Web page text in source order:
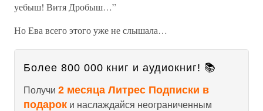
уебыш! Витя Дробыш…”
Но Ева всего этого уже не слышала…
Более 800 000 книг и аудиокниг! 📚
Получи 2 месяца Литрес Подписки в
подарок и наслаждайся неограниченным